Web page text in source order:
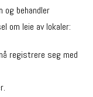
og behandler
om leie av lokaler:
registrere seg med